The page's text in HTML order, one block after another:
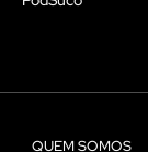
QUEM SOMOS